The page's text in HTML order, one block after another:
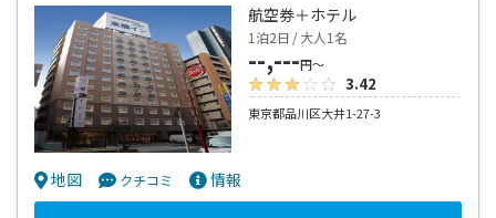
航空券＋ホテル
1泊2日 / 大人1名
--,---円～
3.42
東京都品川区大井1-27-3
地図 クチコミ 情報